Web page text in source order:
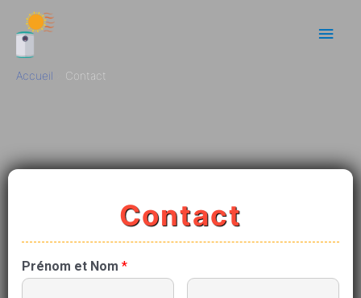
Accueil Contact
Contact
Prénom et Nom *